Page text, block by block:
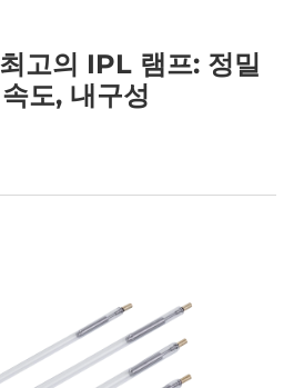
고의 IPL 램프: 정밀
도, 내구성